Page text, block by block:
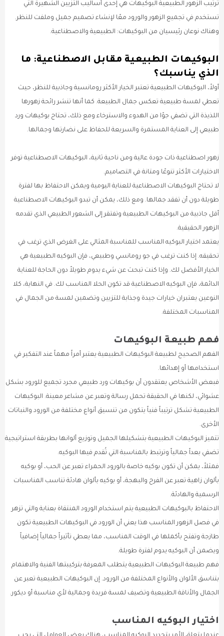
ترتيب الزهور الطبيعية البوكيهات هي إحدى أساليب التزيين الشهيرة التي
تستخدم في تجميع الزهور والورود معًا لإنشاء تصميم جميل وملفت للنظر.
وهناك نوعان رئيسيان من البوكيهات: الطبيعية والاصطناعية.
البوكيهات الطبيعية مقابل الاصطناعية: ما
الذي يناسبك؟
أولاً، البوكيهات الطبيعية تعتبر الخيار الأكثر رومانسية وجاذبية للنظر، حيث
تعطي لمسة طبيعية تعكس جمال الطبيعة. كما أنها تنشر رائحة زهورها
اللذيذة التي تضفي جوًا من الهدوء والاسترخاء ومع ذلك، تحتاج بوكيهات ورد
طبيعي إلى العناية المستمرة والسريعة للحفاظ على نضارتها وجمالها.
زهور اصطناعية ذات جودة عالية ومن ناحية ثانية، البوكيهات الاصطناعية توفر
الاختيارات الأكثر تنوعًا ومتانة في التصاميم.
لا تحتاج البوكيهات الاصطناعية للعناية اليومية ويمكن الاحتفاظ بها لفترة
طويلة دون أن تفقد جمالها. ومع ذلك، يمكن أن تبدو البوكيهات الاصطناعية
أقل جاذبية من البوكيهات الطبيعية وتفتقر إلى الشعور الطبيعي الذي تقدمه
الزهور الحقيقية.
يعتمد اختيار البوكيه المناسب للمناسبة المثالي على الغرض الذي ترغب في
تحقيقه. إذا كنت ترغب في جو رومانسي وطبيعي، فإن البوكيه الطبيعية هي
الخيار الأفضل لك. وإذا كنت تبحث عن شيء يدوم طويلاً دون الحاجة للعناية
الدائمة، فإن البوكيه الاصطناعية قد تكون الحلا المناسب لك. في النهاية، كلا
النوعين يعتبران خيارات جيدة وجذابة للتزيين وتضمين لمسة من الجمال في
المناسبات المختلفة.
فهم طبيعة البوكيهات
الفهم الصحيح لطبيعة البوكيهات الطبيعية يعتبر أمراً مهماً عند التفكير في
استخدامها أو إهدائها.
فبعض الأشخاص يعتقدون أن بوكيهات ورد طبيعي مجرد تجميع للورود بشكل
عشوائي، لكنها في الحقيقة تحمل رسالة وتعبر عن مشاعر معينة. البوكيهات
الطبيعية تشكل ترتيباً فنياً يتكون من تنسيق أنواع مختلفة من الورود والنباتات
الأخرى.
تتميز البوكيهات الطبيعية بتشكيلها الجميل وتوزيع ألوانها بطريقة استراتيجية
تضفي بعداً جمالياً وترتبط بالمناسبة التي تُقدم فيها البوكيه.
فمثلاً، يمكن أن تكون بوكيه خاصة بالورود الحمراء تعبر عن الحب، أو بوكيه
بألوان زاهية تعبر عن الفرح والبهجة، أو بوكيه بألوان هادئة تناسب المناسبات
الرسمية والهادئة.
الاحتفاظ بالبوكيهات الطبيعية يتم استخدام الورود المنتقاة بعناية والتي تزهر
في فصل الزهور المناسب هذا يعني أن الورود في البوكيهات الطبيعية تكون
طازجة وتفتح بأكملها في الوقت المناسب، مما يعطي تأثيراً جمالياً إضافياً
ويضمن أن البوكيه يدوم لفترة طويلة.
فهم طبيعة البوكيهات الطبيعية يتطلب المعرفة بتركيبتها الفنية والاهتمام
بتناسق الألوان والأنواع المختلفة من الورود. إن البوكيهات الطبيعية تعبر عن
الجمال والأناقة الطبيعية وتضيف لمسة فريدة وجمالية لأي مناسبة أو ديكور.
اختيار البوكيه المناسب